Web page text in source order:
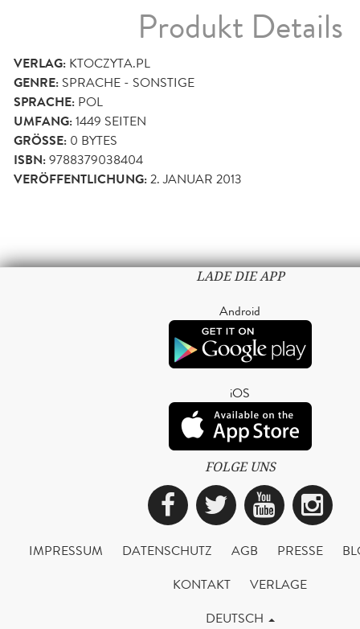
Produkt Details
VERLAG: KTOCZYTA.PL
GENRE: SPRACHE - SONSTIGE
SPRACHE: POL
UMFANG:1449 SEITEN
GRÖSSE: 0 BYTES
ISBN:9788379038404
VERÖFFENTLICHUNG:2. JANUAR 2013
LADE DIE APP
Android
iOS
FOLGE UNS
Facebook
Twitter
IMPRESSUM DATENSCHUTZ AGB PRESSE
KONTAKT
VERLAGE
DEUTSCH